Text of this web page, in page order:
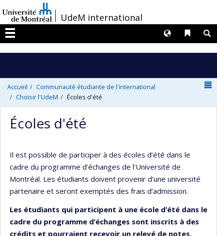
au
contenu
/UdeM international
Menu
Liens
Langues
Accueil
Communauté étudiante de l'international
Choisir l'UdeM
Écoles d'été
Écoles d'été
Il est possible de participer à des écoles d’été dans le
cadre du programme d’échanges de l’Université de
Montréal. Les étudiants doivent provenir d’une université
partenaire et seront exemptés des frais d’admission.
Les étudiants qui participent à une école d’été dans le
cadre du programme d’échanges sont inscrits à des
crédits et pourraient recevoir un relevé de notes.